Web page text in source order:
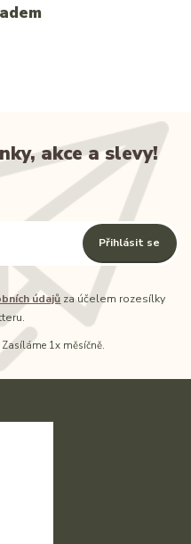
akce a slevy!
Přihlásit se
údajů za účelem rozesílky
Zasíláme 1x měsíčně.